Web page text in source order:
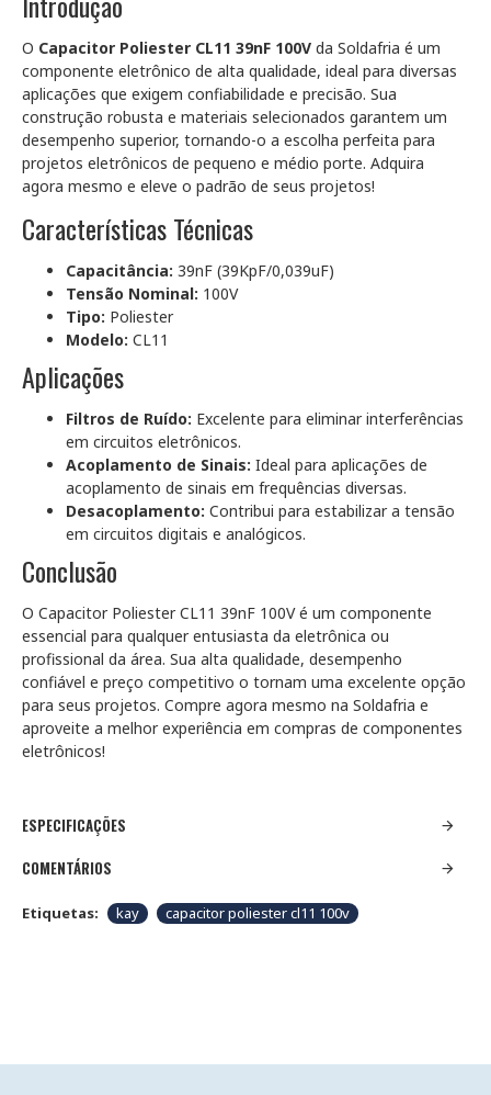
O Capacitor Poliester CL11 39nF 100V da Soldafria é um
componente eletrônico de alta qualidade, ideal para diversas
aplicações que exigem confiabilidade e precisão. Sua
construção robusta e materiais selecionados garantem um
desempenho superior, tornando-o a escolha perfeita para
projetos eletrônicos de pequeno e médio porte. Adquira
agora mesmo e eleve o padrão de seus projetos!
Características Técnicas
Capacitância: 39nF (39KpF/0,039uF)
Tensão Nominal: 100V
Tipo: Poliester
Modelo: CL11
Aplicações
Filtros de Ruído: Excelente para eliminar interferências
em circuitos eletrônicos.
Acoplamento de Sinais: Ideal para aplicações de
acoplamento de sinais em frequências diversas.
Desacoplamento: Contribui para estabilizar a tensão
em circuitos digitais e analógicos.
Conclusão
O Capacitor Poliester CL11 39nF 100V é um componente
essencial para qualquer entusiasta da eletrônica ou
profissional da área. Sua alta qualidade, desempenho
confiável e preço competitivo o tornam uma excelente opção
para seus projetos. Compre agora mesmo na Soldafria e
aproveite a melhor experiência em compras de componentes
eletrônicos!
ESPECIFICAÇÕES
COMENTÁRIOS
Etiquetas: kay capacitor poliester cl11 100v